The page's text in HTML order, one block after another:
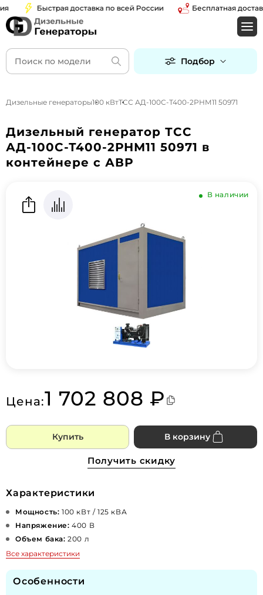
Быстрая доставка по всей России Бесплатная доставка
Подбор
Дизельные генераторы100 кВтТСС АД-100С-Т400-2РНМ11 50971
Дизельный генератор ТСС
АД-100С-Т400-2РНМ11 50971 в
контейнере с АВР
В наличии
Цена:1 702 808 ₽
Купить В корзину
Получить скидку
Характеристики
Мощность: 100 кВт / 125 кВА
Напряжение: 400 В
Объем бака: 200 л
Все характеристики
Особенности